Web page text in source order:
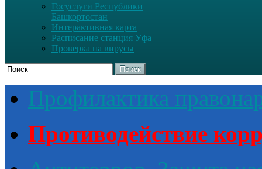
Госуслуги Республики
Башкортостан
Интерактивная карта
Расписание станция Уфа
Проверка на вирусы
Поиск
Профилактика
Противодействие